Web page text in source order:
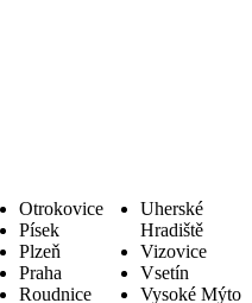
Otrokovice
Písek
Plzeň
Praha
Roudnice
Uherské
Hradiště
Vizovice
Vsetín
Vysoké Mýto